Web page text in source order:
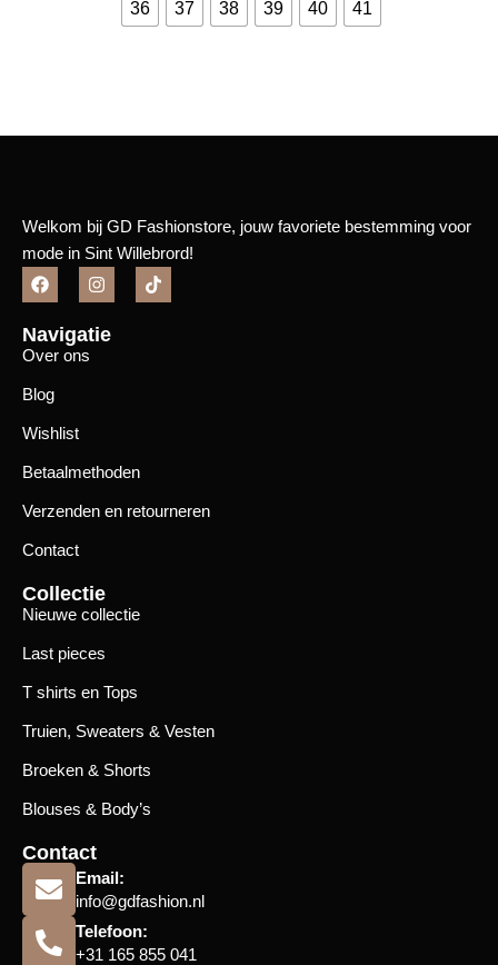
36 37 38 39 40 41
Welkom bij GD Fashionstore, jouw favoriete bestemming voor
mode in Sint Willebrord!
Navigatie
Over ons
Blog
Wishlist
Betaalmethoden
Verzenden en retourneren
Contact
Collectie
Nieuwe collectie
Last pieces
T shirts en Tops
Truien, Sweaters & Vesten
Broeken & Shorts
Blouses & Body’s
Contact
Email:
info@gdfashion.nl
Telefoon:
+31 165 855 041